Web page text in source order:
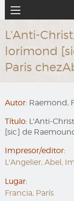
al
contenido
principal
Navegación
principal
L'Anti-
lorimond
Paris
Autor: Raemond,
Título: L'Anti-
[sic] de
Impresor/editor:
L'Angelier, Abel,
Lugar:
Francia, París